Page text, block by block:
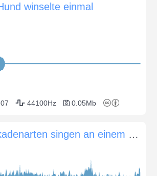
winselte einmal
44100Hz 0.05Mb
Mehrere Zikadenarten singen an einem späten Nachmittag